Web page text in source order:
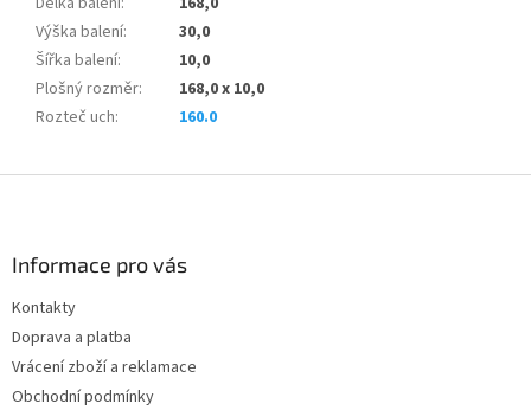
Výška balení:
30,0
Šířka balení:
10,0
Plošný rozměr:
168,0 x 10,0
Rozteč uch: 160.0
Informace pro vás
Kontakty
Doprava a platba
Vrácení zboží a reklamace
Obchodní podmínky